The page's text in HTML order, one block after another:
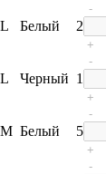
L Белый 2
-
+
L Черный 1
-
+
M Белый 5
-
+
-